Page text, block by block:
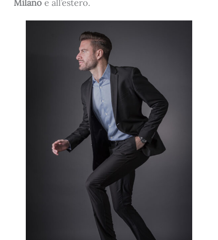
Milano e all’estero.